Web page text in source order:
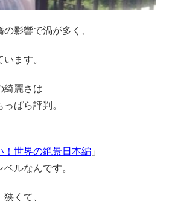
影響で渦が多く、
ます。
綺麗さは
ぱら評判。
！世界の絶景日本編 」
ルなんです。
くて、